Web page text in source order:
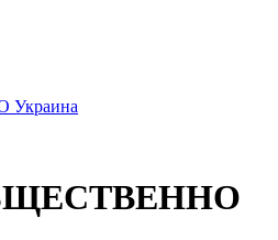
Украина